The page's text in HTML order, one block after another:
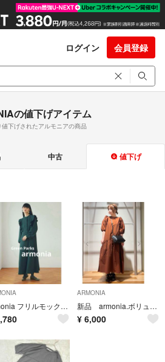
ログイン 会員登録
の値下げアイテム
下げされたアルモニアの商品
中古 値下げ
armonia フリルモックネックワンピース ロング グリーン サイズF
ARMONIA
新品 armonia.ボリュームギャザーワンピース ブラウン
¥ 6,000